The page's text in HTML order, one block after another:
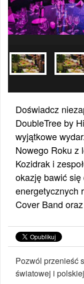
Doświadcz
DoubleTree by
wyjątkowe
Nowego Roku z
Kozidrak i
okazję bawić się
energetycznych
Cover Band
Pozwól przenieść
światowej i